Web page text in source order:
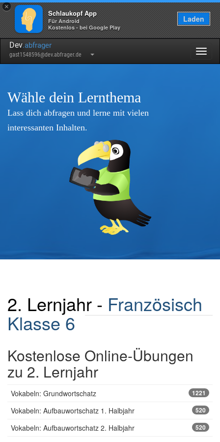
×
Schlaukopf App
Für Android
Kostenlos - bei Google Play
Laden
Dev.abfrager
gast1548596@dev.abfrager.de
Wähle dein Lernthema
Lass dich abfragen und lerne mit vielen
interessanten Inhalten.
2. Lernjahr - Französisch
Klasse 6
Kostenlose Online-Übungen
zu 2. Lernjahr
Vokabeln: Grundwortschatz 1221
Vokabeln: Aufbauwortschatz 1. Halbjahr 520
Vokabeln: Aufbauwortschatz 2. Halbjahr 520